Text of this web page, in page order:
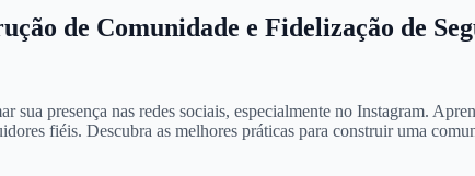
de Comunidade e Fidelização de
presença nas redes sociais, especialmente no Instagram.
fiéis. Descubra as melhores práticas para construir uma